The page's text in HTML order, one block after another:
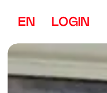
EN LOGIN